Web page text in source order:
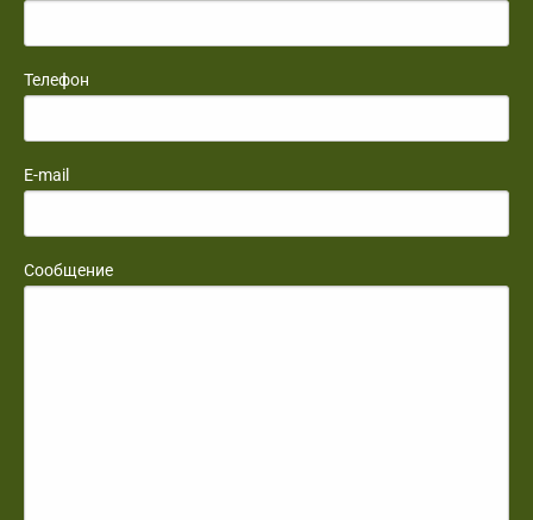
Телефон
E-mail
Сообщение